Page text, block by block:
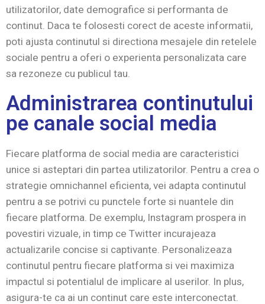
utilizatorilor, date demografice si performanta de
continut. Daca te folosesti corect de aceste informatii,
poti ajusta continutul si directiona mesajele din retelele
sociale pentru a oferi o experienta personalizata care
sa rezoneze cu publicul tau.
Administrarea continutului
pe canale social media
Fiecare platforma de social media are caracteristici
unice si asteptari din partea utilizatorilor. Pentru a crea o
strategie omnichannel eficienta, vei adapta continutul
pentru a se potrivi cu punctele forte si nuantele din
fiecare platforma. De exemplu, Instagram prospera in
povestiri vizuale, in timp ce Twitter incurajeaza
actualizarile concise si captivante. Personalizeaza
continutul pentru fiecare platforma si vei maximiza
impactul si potentialul de implicare al userilor. In plus,
asigura-te ca ai un continut care este interconectat.